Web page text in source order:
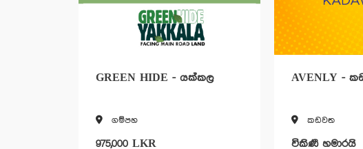
GREEN HIDE - යක්කල
ගම්පහ
975,000 LKR
AVENLY -
කඩවත
විකිණී හමාරයි